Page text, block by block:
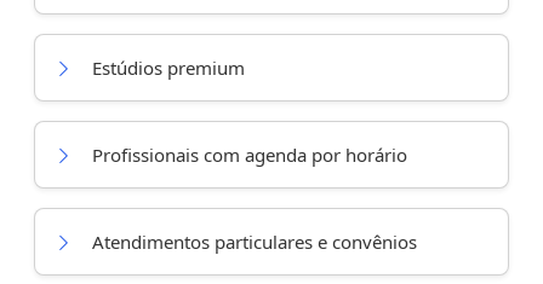
Estúdios premium
Profissionais com agenda por horário
Atendimentos particulares e convênios